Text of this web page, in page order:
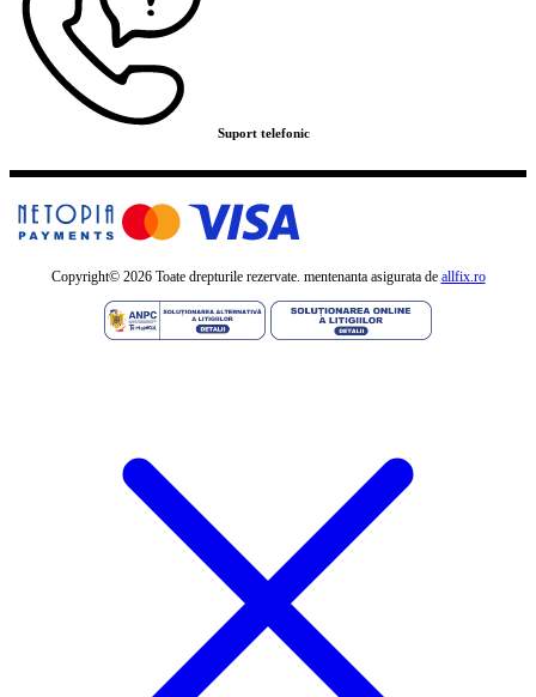
Suport telefonic
Copyright© 2026 Toate drepturile rezervate. mentenanta asigurata de allfix.ro